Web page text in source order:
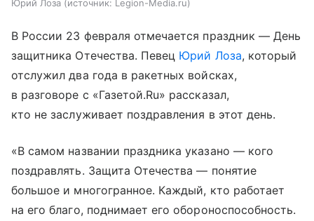
Юрий Лоза источник: Legion-Media.ru
В России 23 февраля отмечается праздник — День
защитника Отечества. Певец Юрий Лоза, который
отслужил два года в ракетных войсках,
в разговоре с «Газетой.Ru» рассказал,
кто не заслуживает поздравления в этот день.
«В самом названии праздника указано — кого
поздравлять. Защита Отечества — понятие
большое и многогранное. Каждый, кто работает
на его благо, поднимает его обороноспособность.